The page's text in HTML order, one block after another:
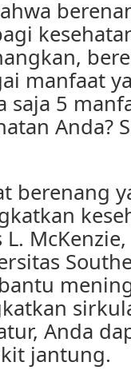
manfaat
saja 5
Anda?
berenang
Anda
jantung.